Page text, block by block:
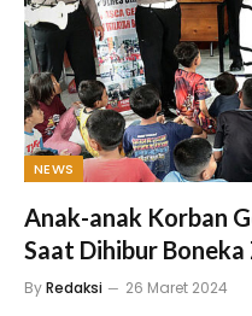
NEWS
Anak-anak Korban
Saat Dihibur Boneka
ByRedaksi 26 Maret 2024